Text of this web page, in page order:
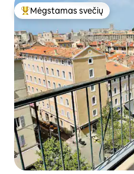
Svečių mėgstamiausias
Mėgstamas svečių